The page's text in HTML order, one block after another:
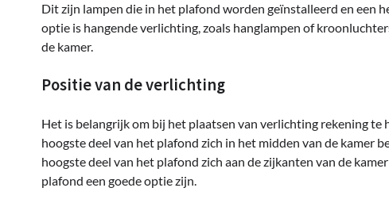
Dit zijn lampen die in het plafond worden geïnstalleerd en een
optie is hangende verlichting, zoals hanglampen of
de kamer.
Positie van de verlichting
Het is belangrijk om bij het plaatsen van verlichting rekening
hoogste deel van het plafond zich in het midden van de kamer
hoogste deel van het plafond zich aan de zijkanten van de
plafond een goede optie zijn.